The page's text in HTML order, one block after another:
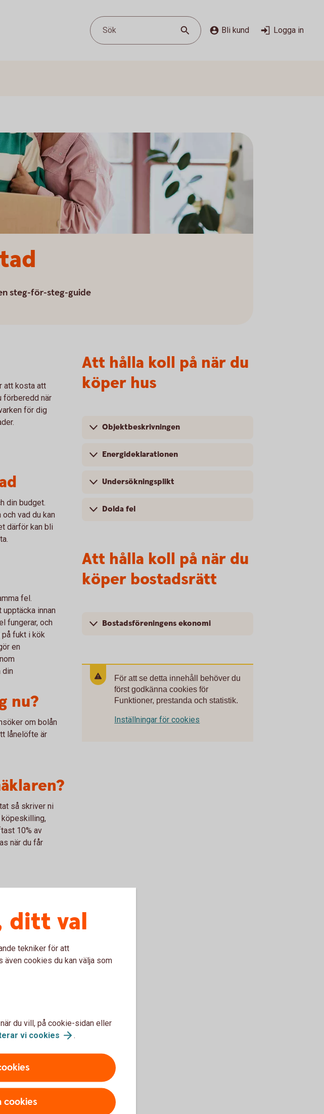
Sök Bli kund Logga in
steg-för-steg-guide
att kosta att
förberedd när
för dig
din budget.
vad du kan
därför kan bli
fel.
innan
fungerar, och
på fukt i kök
en
din
nu?
om bolån
lånelöfte är
så skriver ni
köpeskilling,
10% av
när du får
bokar in ett
ska ha rörlig
exempel
Att hålla koll på när du
köper hus
Objektbeskrivningen
Energideklarationen
Undersökningsplikt
Dolda fel
Att hålla koll på när du
köper bostadsrätt
Bostadsföreningens ekonomi
För att se detta innehåll behöver du
först godkänna cookies för
Funktioner, prestanda och statistik.
Inställningar för cookies
ditt val
tekniker för att
cookies du kan välja som
du vill, på cookie-sidan eller
vi cookies .
cookies